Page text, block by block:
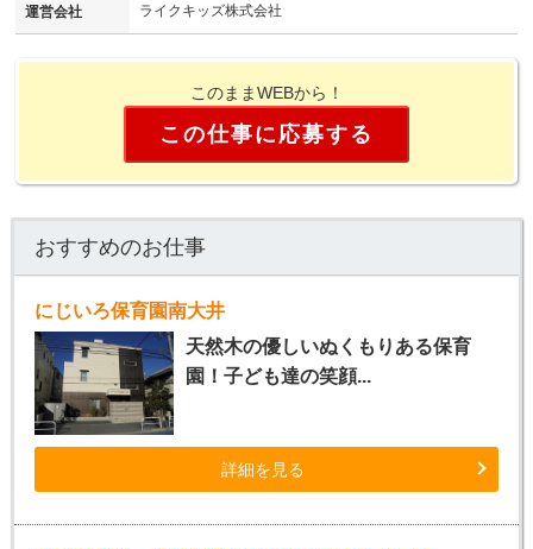
運営会社 ライクキッズ株式会社
このままWEBから！
この仕事に応募する
おすすめのお仕事
にじいろ保育園南大井
天然木の優しいぬくもりある保育
園！子ども達の笑顔...
詳細を見る